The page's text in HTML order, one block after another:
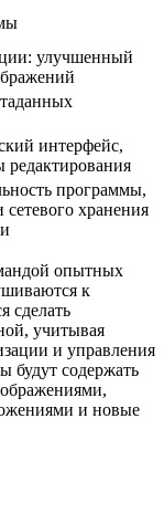
улучшенный
интерфейс,
редактирования
программы,
хранения
опытных
к
сделать
учитывая
и управления
будут содержать
и новые